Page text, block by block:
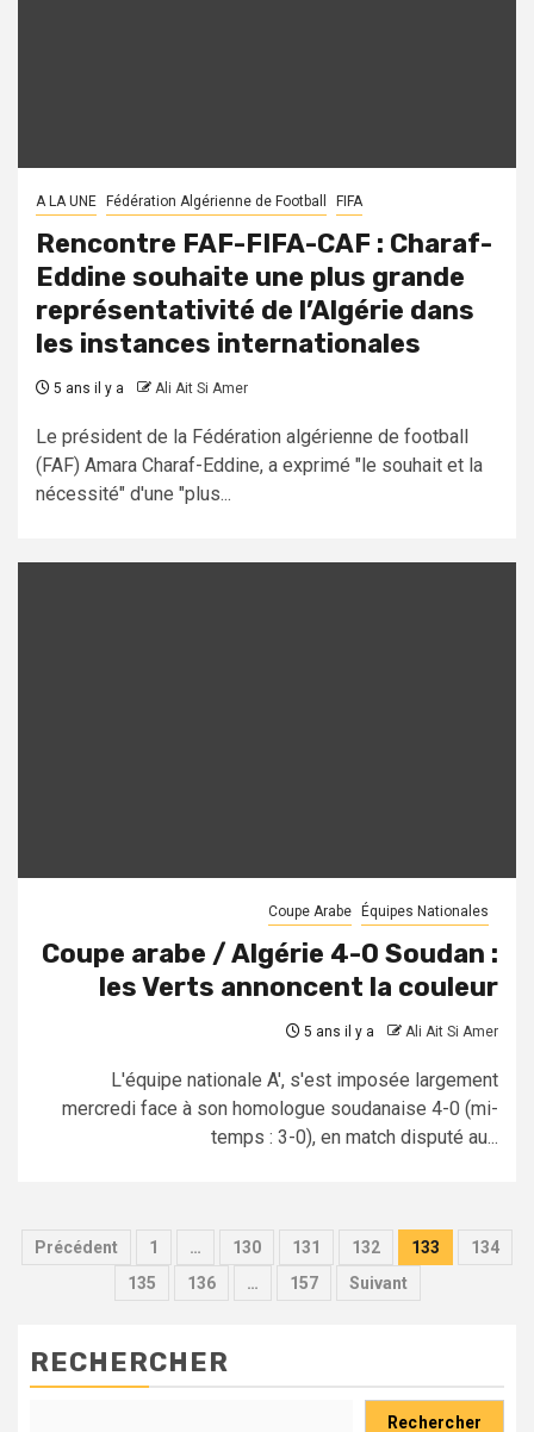
A LA UNE Fédération Algérienne de Football FIFA
Rencontre FAF-FIFA-CAF : Charaf-
Eddine souhaite une plus grande
représentativité de l’Algérie dans
les instances internationales
5 ans il y a Ali Ait Si Amer
Le président de la Fédération algérienne de football
(FAF) Amara Charaf-Eddine, a exprimé "le souhait et la
nécessité" d'une "plus...
Coupe Arabe Équipes Nationales
Coupe arabe / Algérie 4-0 Soudan :
les Verts annoncent la couleur
5 ans il y a Ali Ait Si Amer
L'équipe nationale A', s'est imposée largement
mercredi face à son homologue soudanaise 4-0 (mi-
temps : 3-0), en match disputé au...
Pagination
Précédent 1 … 130 131 132 133
134
135
136 … 157 Suivant
RECHERCHER
Rechercher